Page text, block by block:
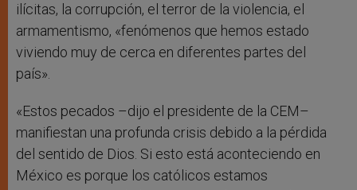
ilícitas, la corrupción, el terror de la violencia, el
armamentismo, «fenómenos que hemos estado
viviendo muy de cerca en diferentes partes del
país».
«Estos pecados –dijo el presidente de la CEM–
manifiestan una profunda crisis debido a la pérdida
del sentido de Dios. Si esto está aconteciendo en
México es porque los católicos estamos